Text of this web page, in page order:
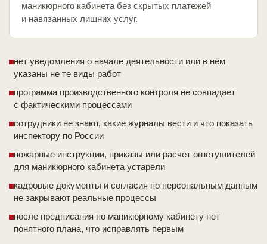
маникюрного кабинета без скрытых платежей
и навязанных лишних услуг.
нет уведомления о начале деятельности или в нём
указаны не те виды работ
программа производственного контроля не совпадает
с фактическими процессами
сотрудники не знают, какие журналы вести и что показать
инспектору по России
пожарные инструкции, приказы или расчет огнетушителей
для маникюрного кабинета устарели
кадровые документы и согласия по персональным данным
не закрывают реальные процессы
после предписания по маникюрному кабинету нет
понятного плана, что исправлять первым